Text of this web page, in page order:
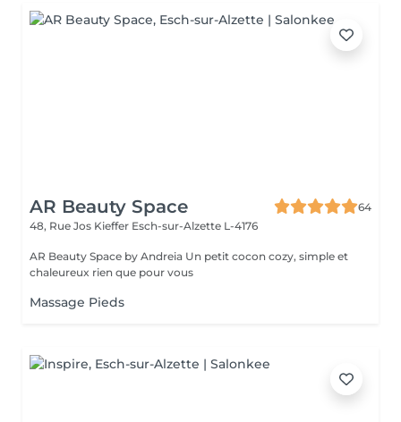
AR Beauty Space
64
48, Rue Jos Kieffer Esch-sur-Alzette L-4176
AR Beauty Space by Andreia Un petit cocon cozy, simple et
chaleureux rien que pour vous
Massage Pieds